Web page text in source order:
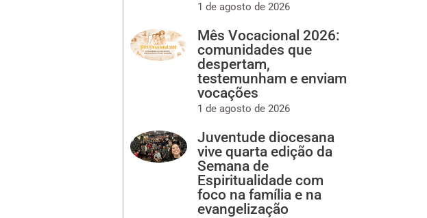
1 de agosto de 2026
Mês Vocacional 2026:
comunidades que
despertam,
testemunham e enviam
vocações
1 de agosto de 2026
Juventude diocesana
vive quarta edição da
Semana de
Espiritualidade com
foco na família e na
evangelização